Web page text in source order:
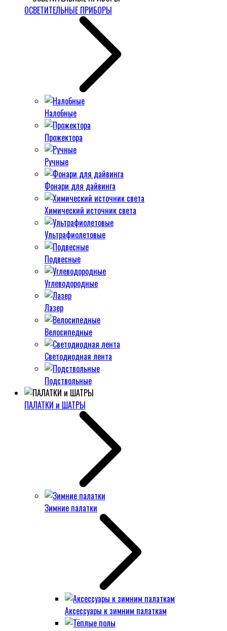
ОСВЕТИТЕЛЬНЫЕ ПРИБОРЫ
Налобные
Прожектора
Ручные
Фонари для дайвинга
Химический источник света
Ультрафиолетовые
Подвесные
Углеводородные
Лазер
Велосипедные
Светодиодная лента
Подствольные
ПАЛАТКИ и ШАТРЫ
Зимние палатки
Аксессуары к зимним палаткам